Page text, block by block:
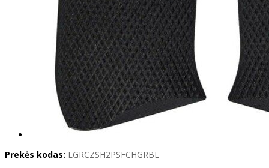
Prekės kodas: LGRCZSH2PSFCHGRBL